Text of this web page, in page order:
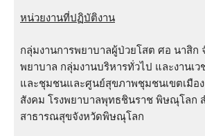
หน่วยงานที่ปฏิบัติงาน
กลุ่มงานการพยาบาลผู้ป่วยโสต ศอ นาสิก
พยาบาล กลุ่มงานบริหารทั่วไป และงานเ
และชุมชนและศูนย์สุขภาพชุมชนเขตเมือง
สังคม โรงพยาบาลพุทธชินราช พิษณุโลก
สาธารณสุขจังหวัดพิษณุโลก